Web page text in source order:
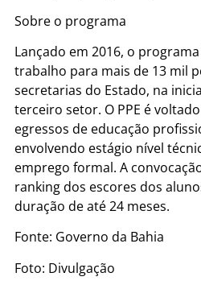
Sobre o programa
Lançado em 2016, o
trabalho para mais de 13 mil
secretarias do Estado, na
terceiro setor. O PPE é
egressos de educação
envolvendo estágio nível
emprego formal. A
ranking dos escores dos
duração de até 24 meses.
Fonte: Governo da Bahia
Foto: Divulgação